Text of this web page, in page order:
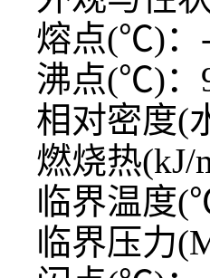
熔点(℃)：
沸点(℃)：
相对密度(
燃烧热(kJ/
临界温度
临界压力